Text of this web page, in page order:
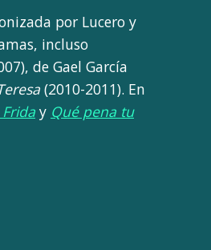
por Lucero y
incluso
de Gael García
(2010-2011). En
y Qué pena tu